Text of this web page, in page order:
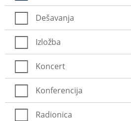
Dešavanja
Izložba
Koncert
Konferencija
Radionica